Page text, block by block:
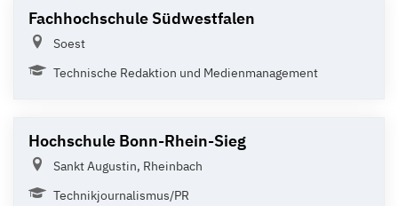
Fachhochschule Südwestfalen
Soest
Technische Redaktion und Medienmanagement
Hochschule Bonn-Rhein-Sieg
Sankt Augustin, Rheinbach
Technikjournalismus/PR